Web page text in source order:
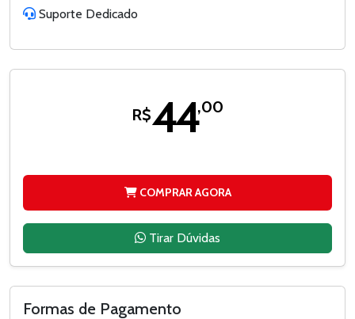
Suporte Dedicado
R$44,00
COMPRAR AGORA
Tirar Dúvidas
Formas de Pagamento